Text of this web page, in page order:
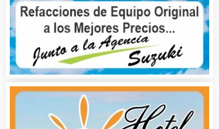
Autobuses
Automatización
Automóviles Nuevos y Usados
Autopartes Eléctricas